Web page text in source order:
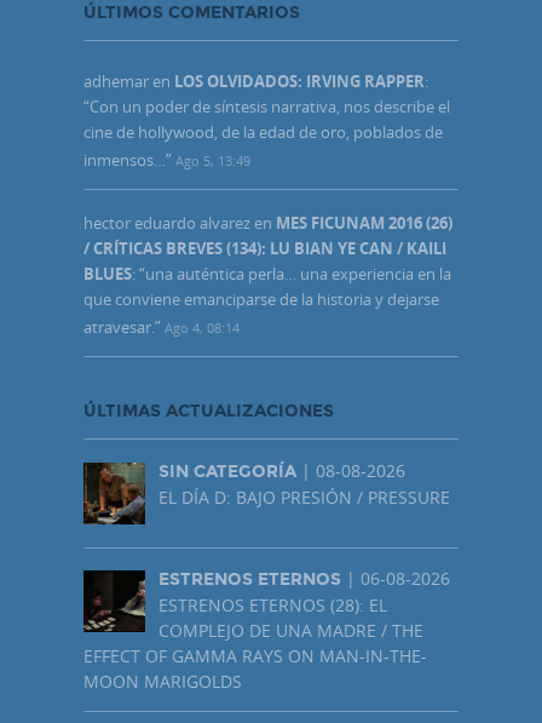
ÚLTIMOS COMENTARIOS
adhemar en LOS OLVIDADOS: IRVING RAPPER:
“Con un poder de síntesis narrativa, nos describe el
cine de hollywood, de la edad de oro, poblados de
inmensos…” Ago 5, 13:49
hector eduardo alvarez en MES FICUNAM 2016 (26)
/ CRÍTICAS BREVES (134): LU BIAN YE CAN / KAILI
BLUES: “una auténtica perla… una experiencia en la
que conviene emanciparse de la historia y dejarse
atravesar.” Ago 4, 08:14
ÚLTIMAS ACTUALIZACIONES
SIN CATEGORÍA | 08-08-2026
EL DÍA D: BAJO PRESIÓN / PRESSURE
ESTRENOS ETERNOS | 06-08-2026
ESTRENOS ETERNOS (28): EL
COMPLEJO DE UNA MADRE / THE
EFFECT OF GAMMA RAYS ON MAN-IN-THE-
MOON MARIGOLDS